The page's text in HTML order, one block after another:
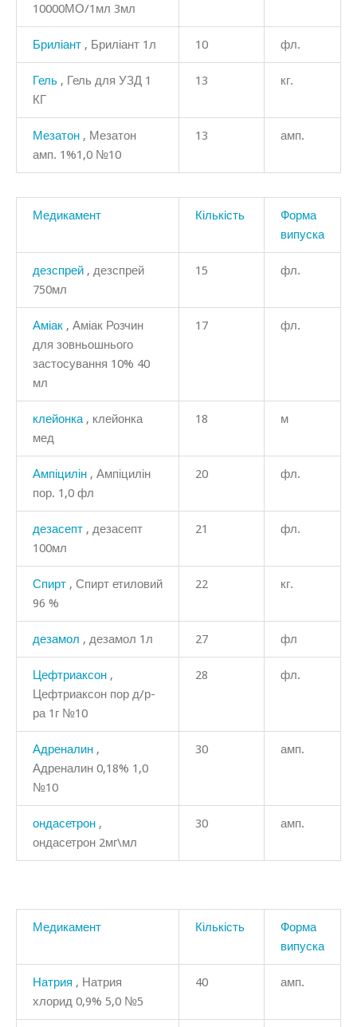
10000МО/1мл 3мл
Бриліант , Бриліант 1л 10 фл.
Гель , Гель для УЗД 1
КГ
13 кг.
Мезатон , Мезатон
амп. 1%1,0 №10
13 амп.
Медикамент Кількість
Форма
випуска
дезспрей , дезспрей
750мл
15 фл.
Аміак , Аміак Розчин
для зовньошнього
застосування 10% 40
мл
17 фл.
клейонка , клейонка
мед
18 м
Ампіцилін , Ампіцилін
пор. 1,0 фл
20 фл.
дезасепт , дезасепт
100мл
21 фл.
Спирт , Спирт етиловий
96 %
22 кг.
дезамол , дезамол 1л 27 фл
Цефтриаксон ,
Цефтриаксон пор д/р-
ра 1г №10
28 фл.
Адреналин ,
Адреналин 0,18% 1,0
№10
30 амп.
ондасетрон ,
ондасетрон 2мг\мл
30 амп.
Медикамент Кількість
Форма
випуска
Натрия , Натрия
хлорид 0,9% 5,0 №5
40 амп.